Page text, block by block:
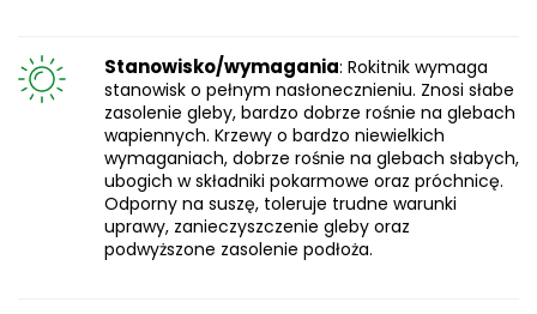
Stanowisko/wymagania: Rokitnik wymaga
stanowisk o pełnym nasłonecznieniu. Znosi słabe
zasolenie gleby, bardzo dobrze rośnie na glebach
wapiennych. Krzewy o bardzo niewielkich
wymaganiach, dobrze rośnie na glebach słabych,
ubogich w składniki pokarmowe oraz próchnicę.
Odporny na suszę, toleruje trudne warunki
uprawy, zanieczyszczenie gleby oraz
podwyższone zasolenie podłoża.